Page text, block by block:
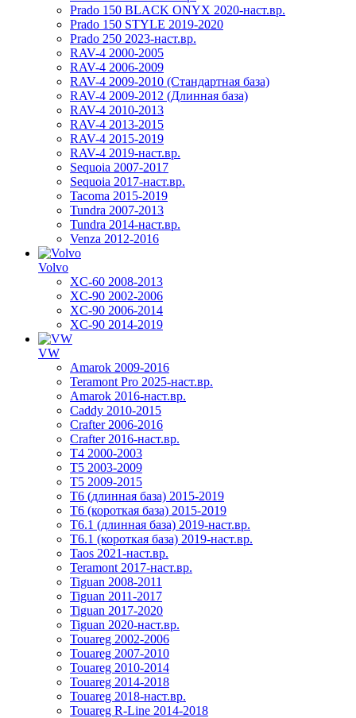
Prado 150 BLACK ONYX 2020-наст.вр.
Prado 150 STYLE 2019-2020
Prado 250 2023-наст.вр.
RAV-4 2000-2005
RAV-4 2006-2009
RAV-4 2009-2010 (Стандартная база)
RAV-4 2009-2012 (Длинная база)
RAV-4 2010-2013
RAV-4 2013-2015
RAV-4 2015-2019
RAV-4 2019-наст.вр.
Sequoia 2007-2017
Sequoia 2017-наст.вр.
Tacoma 2015-2019
Tundra 2007-2013
Tundra 2014-наст.вр.
Venza 2012-2016
Volvo
XC-60 2008-2013
XC-90 2002-2006
XC-90 2006-2014
XC-90 2014-2019
VW
Amarok 2009-2016
Teramont Pro 2025-наст.вр.
Amarok 2016-наст.вр.
Caddy 2010-2015
Crafter 2006-2016
Crafter 2016-наст.вр.
T4 2000-2003
T5 2003-2009
T5 2009-2015
T6 (длинная база) 2015-2019
Т6 (короткая база) 2015-2019
T6.1 (длинная база) 2019-наст.вр.
T6.1 (короткая база) 2019-наст.вр.
Taos 2021-наст.вр.
Teramont 2017-наст.вр.
Tiguan 2008-2011
Tiguan 2011-2017
Tiguan 2017-2020
Tiguan 2020-наст.вр.
Touareg 2002-2006
Touareg 2007-2010
Touareg 2010-2014
Touareg 2014-2018
Touareg 2018-наст.вр.
Touareg R-Line 2014-2018